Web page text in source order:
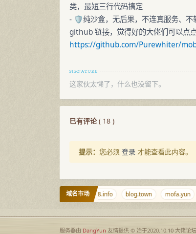
类，最短三行代码搞定
- 🛡️纯沙盒，无后果，不连真服务、不
github 链接，觉得好的大佬们可以点
https://github.com/Purewhiter/
这家伙太懒了，什么也没留下。
已有评论( 18 )
提示： 您必须 登录 才能查看此内容。
域名市场
qq.md 878.info blog.town mofa.yun
服务器由 DangYun 友情提供 © 始于2020.10.10 大佬论坛